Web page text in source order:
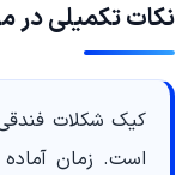
نکات تکمیلی در
کیک شکلات
است. زمان